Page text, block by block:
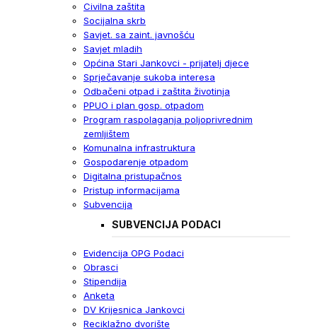
Civilna zaštita
Socijalna skrb
Savjet. sa zaint. javnošću
Savjet mladih
Općina Stari Jankovci - prijatelj djece
Sprječavanje sukoba interesa
Odbačeni otpad i zaštita životinja
PPUO i plan gosp. otpadom
Program raspolaganja poljoprivrednim
zemljištem
Komunalna infrastruktura
Gospodarenje otpadom
Digitalna pristupačnos
Pristup informacijama
Subvencija
SUBVENCIJA PODACI
Evidencija OPG Podaci
Obrasci
Stipendija
Anketa
DV Krijesnica Jankovci
Reciklažno dvorište